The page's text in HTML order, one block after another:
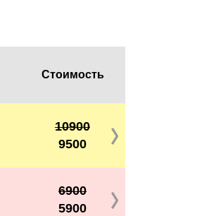
Стоимость
10900
9500
6900
5900